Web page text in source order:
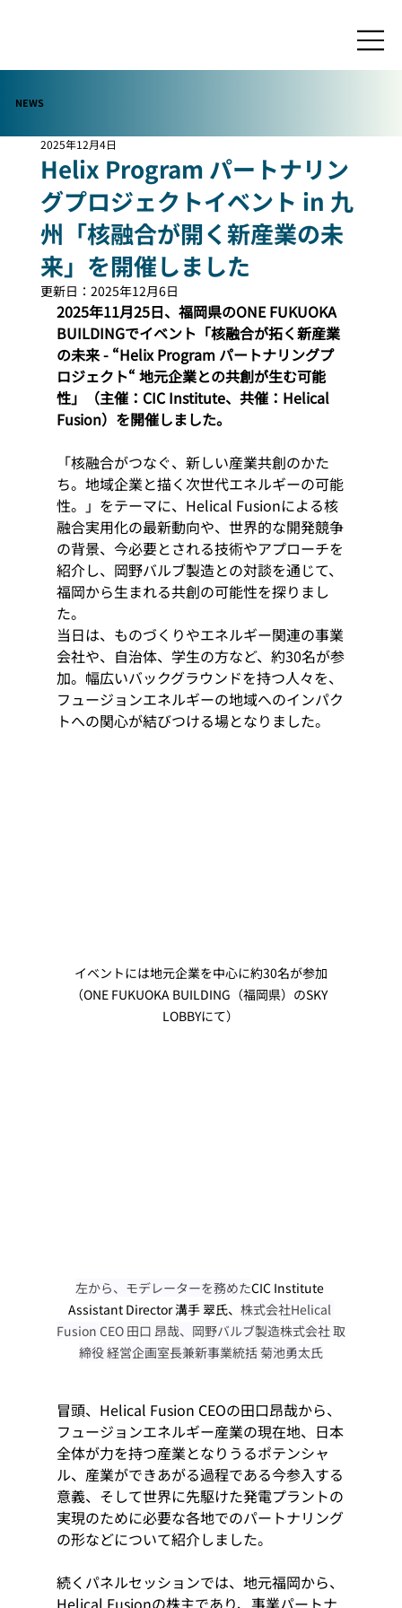
NEWS
Helix Program パートナリン
グプロジェクトイベント in 九
州「核融合が開く新産業の未
来」を開催しました
2025年12月4日
更新日： 2025年12月6日
2025年11月25日、福岡県のONE FUKUOKA
BUILDINGでイベント「核融合が拓く新産業
の未来 - “Helix Program パートナリングプ
ロジェクト“ 地元企業との共創が生む可能
性」（主催：CIC Institute、共催：Helical
Fusion）を開催しました。
「核融合がつなぐ、新しい産業共創のかた
ち。地域企業と描く次世代エネルギーの可能
性。」をテーマに、Helical Fusionによる核
融合実用化の最新動向や、世界的な開発競争
の背景、今必要とされる技術やアプローチを
紹介し、岡野バルブ製造との対談を通じて、
福岡から生まれる共創の可能性を探りまし
た。
当日は、ものづくりやエネルギー関連の事業
会社や、自治体、学生の方など、約30名が参
加。幅広いバックグラウンドを持つ人々を、
フュージョンエネルギーの地域へのインパク
トへの関心が結びつける場となりました。
イベントには地元企業を中心に約30名が参加
（ONE FUKUOKA BUILDING（福岡県）のSKY
LOBBYにて）
左から、モデレーターを務めたCIC Institute
Assistant Director 溝手 翠氏、 株式会社Helical
Fusion CEO 田口 昂哉、岡野バルブ製造株式会社 取
締役 経営企画室長兼新事業統括 菊池勇太氏
冒頭、Helical Fusion CEOの田口昂哉から、
フュージョンエネルギー産業の現在地、日本
全体が力を持つ産業となりうるポテンシャ
ル、産業ができあがる過程である今参入する
意義、そして世界に先駆けた発電プラントの
実現のために必要な各地でのパートナリング
の形などについて紹介しました。
続くパネルセッションでは、地元福岡から、
Helical Fusionの株主であり、事業パートナ